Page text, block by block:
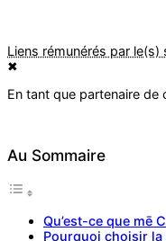
✖
Au Sommaire
Qu’est-ce que mē
Pourquoi choisir